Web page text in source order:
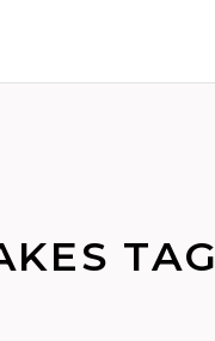
TAG